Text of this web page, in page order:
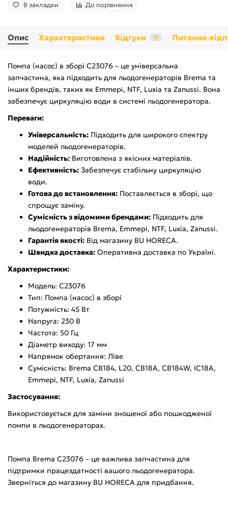
В закладки До порівняння
Опис Характеристики Відгуки 0 Питання-
Помпа (насос) в зборі C23076 – це універсальна
запчастина, яка підходить для льодогенераторів Brema та
інших брендів, таких як Emmepi, NTF, Luxia та Zanussi. Вона
забезпечує циркуляцію води в системі льодогенератора.
Переваги:
Універсальність: Підходить для широкого спектру
моделей льодогенераторів.
Надійність: Виготовлена з якісних матеріалів.
Ефективність: Забезпечує стабільну циркуляцію
води.
Готова до встановлення: Поставляється в зборі, що
спрощує заміну.
Сумісність з відомими брендами: Підходить для
льодогенераторів Brema, Emmepi, NTF, Luxia, Zanussi.
Гарантія якості: Від магазину BU HORECA.
Швидка доставка: Оперативна доставка по Україні.
Характеристики:
Модель: C23076
Тип: Помпа (насос) в зборі
Потужність: 45 Вт
Напруга: 230 В
Частота: 50 Гц
Діаметр виходу: 17 мм
Напрямок обертання: Ліве
Сумісність: Brema CB184, L20, CB18A, CB184W, IC18A,
Emmepi, NTF, Luxia, Zanussi
Застосування:
Використовується для заміни зношеної або пошкодженої
помпи в льодогенераторах.
Помпа Brema C23076 – це важлива запчастина для
підтримки працездатності вашого льодогенератора.
Зверніться до магазину BU HORECA для придбання.